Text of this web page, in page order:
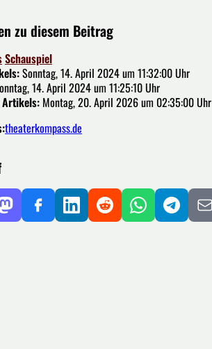
zu diesem Beitrag
Schauspiel
Sonntag, 14. April 2024 um 11:32:00 Uhr
14. April 2024 um 11:25:10 Uhr
Artikels: Montag, 20. April 2026 um 02:35:00 Uhr
theaterkompass.de